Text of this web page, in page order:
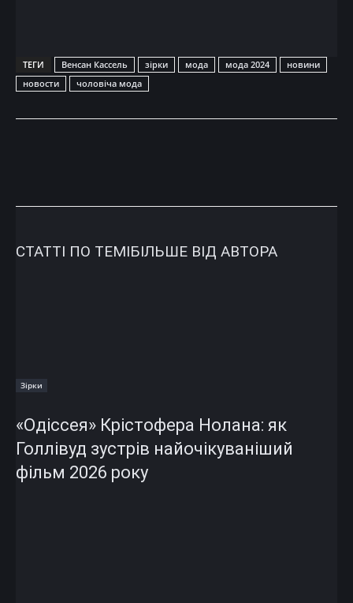
ТЕГИ Венсан Кассель зірки мода мода 2024
новини
новости
чоловіча мода
СТАТТІ ПО ТЕМІБІЛЬШЕ ВІД АВТОРА
Зірки
«Одіссея» Крістофера Нолана: як
Голлівуд зустрів найочікуваніший
фільм 2026 року